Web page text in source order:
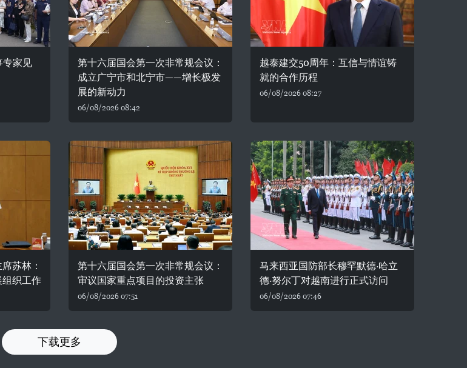
专家见
第十六届国会第一次非常规会议：
成立广宁市和北宁市——增长极发
展的新动力
06/08/2026 08:42
越泰建交50周年：互信与情谊铸
就的合作历程
06/08/2026 08:27
苏林：
织工作
第十六届国会第一次非常规会议：
审议国家重点项目的投资主张
06/08/2026 07:51
马来西亚国防部长穆罕默德·哈立
德·努尔丁对越南进行正式访问
06/08/2026 07:46
下载更多